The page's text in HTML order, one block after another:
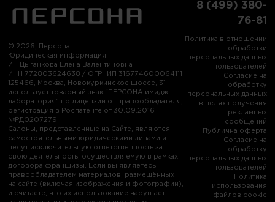
© 2026, Персона
Юридическая информация:
ИП Цыганкова Елена Валентиновна
ИНН 772803624638 / ОГРНИП 316774600064111
125466, Москва, Новокуркинское шоссе, 31
использует товарный знак “ПЕРСОНА имидж-
лаборатория” по лицензии от правообладателя,
регистрация в Роспатенте от 30.09.2016
№РД0207279
Салоны, представленные на Сайте, являются
самостоятельными юридическими лицами и
несут исключительную ответственность за
свою деятельность, осуществляемую в рамках
договора франшизы. Если вы являетесь
правообладателем материалов, размещённых
на сайте (включая изображения и фотографии),
и считаете, что их использование нарушает
8 (499) 380-
76-81
Политика в отношении
обработки
персональных данных
пользователей
Согласие на
обработку
персональных данных
в целях получения
рекламных
сообщений
Публична оферта
Согласие на
обработку
персональных данных
пользователей
Политика
использования
файлов cookie